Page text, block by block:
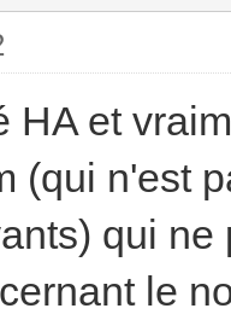
HA et
(qui n'est
qui
le